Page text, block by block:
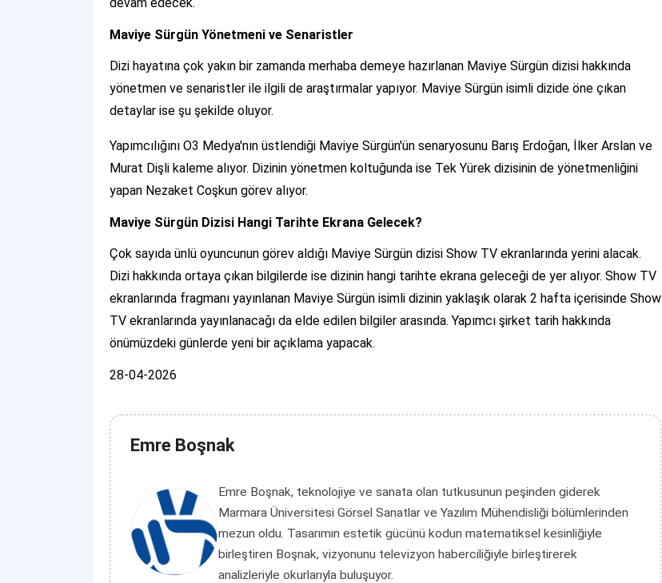
Maviye Sürgün Yönetmeni ve Senaristler
Dizi hayatına çok yakın bir zamanda merhaba demeye hazırlanan Maviye Sürgün dizisi hakkında
yönetmen ve senaristler ile ilgili de araştırmalar yapıyor. Maviye Sürgün isimli dizide öne çıkan
detaylar ise şu şekilde oluyor.
Yapımcılığını O3 Medya'nın üstlendiği Maviye Sürgün'ün senaryosunu Barış Erdoğan, İlker Arslan ve
Murat Dişli kaleme alıyor. Dizinin yönetmen koltuğunda ise Tek Yürek dizisinin de yönetmenliğini
yapan Nezaket Coşkun görev alıyor.
Maviye Sürgün Dizisi Hangi Tarihte Ekrana Gelecek?
Çok sayıda ünlü oyuncunun görev aldığı Maviye Sürgün dizisi Show TV ekranlarında yerini alacak.
Dizi hakkında ortaya çıkan bilgilerde ise dizinin hangi tarihte ekrana geleceği de yer alıyor. Show TV
ekranlarında fragmanı yayınlanan Maviye Sürgün isimli dizinin yaklaşık olarak 2 hafta içerisinde Show
TV ekranlarında yayınlanacağı da elde edilen bilgiler arasında. Yapımcı şirket tarih hakkında
önümüzdeki günlerde yeni bir açıklama yapacak.
28-04-2026
Emre Boşnak
Emre Boşnak, teknolojiye ve sanata olan tutkusunun peşinden giderek
Marmara Üniversitesi Görsel Sanatlar ve Yazılım Mühendisliği bölümlerinden
mezun oldu. Tasarımın estetik gücünü kodun matematiksel kesinliğiyle
birleştiren Boşnak, vizyonunu televizyon haberciliğiyle birleştirerek
analizleriyle okurlarıyla buluşuyor.